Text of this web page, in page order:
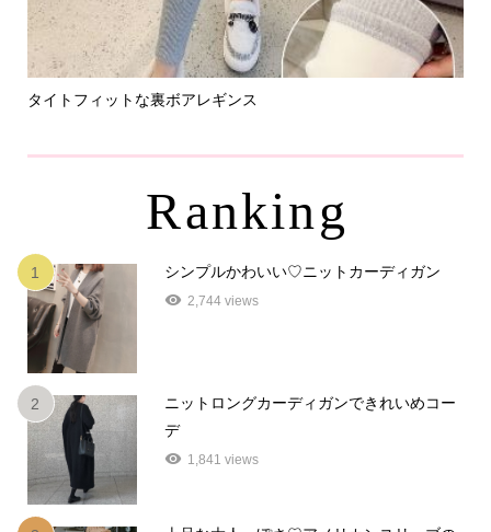
タイトフィットな裏ボアレギンス
Ranking
1 シンプルかわいい♡ニットカーディガン
2,744 views
2
ニットロングカーディガンできれいめコー
デ
1,841 views